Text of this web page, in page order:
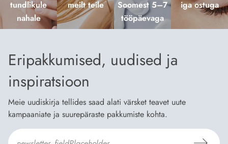
tundlikule
nahale
meilt teile
Soomest 5–7
tööpäevaga
iga ostuga
Eripakkumised, uudised ja
inspiratsioon
Meie uudiskirja tellides saad alati värsket teavet uute
kampaaniate ja suurepäraste pakkumiste kohta.